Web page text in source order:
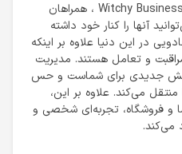
یکی از نکات دوست‌داشتنی بازی Witchy Business ، همراهان
آنها را کنار خود داشته
در این دنیا علاوه بر اینکه
مراقبت و تعامل هستند. مدیریت
چالش جدیدی برای شماست و حس
می‌کند. علاوه بر این،
فروشگاه، تجربه‌ای شخصی و
می‌کند.